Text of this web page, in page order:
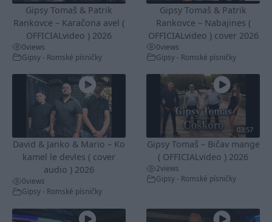
Gipsy Tomaš & Patrik
Rankovce – Karačona avel (
OFFICIALvideo ) 2026
0views
Gipsy - Romské písničky
Gipsy Tomaš & Patrik
Rankovce – Nabajines (
OFFICIALvideo ) cover 2026
0views
Gipsy - Romské písničky
David & Janko & Mario – Ko
kamel le devles ( cover
audio ) 2026
0views
Gipsy - Romské písničky
03:57
Gipsy Tomaš – Bičav mange
( OFFICIALvideo ) 2026
2views
Gipsy - Romské písničky